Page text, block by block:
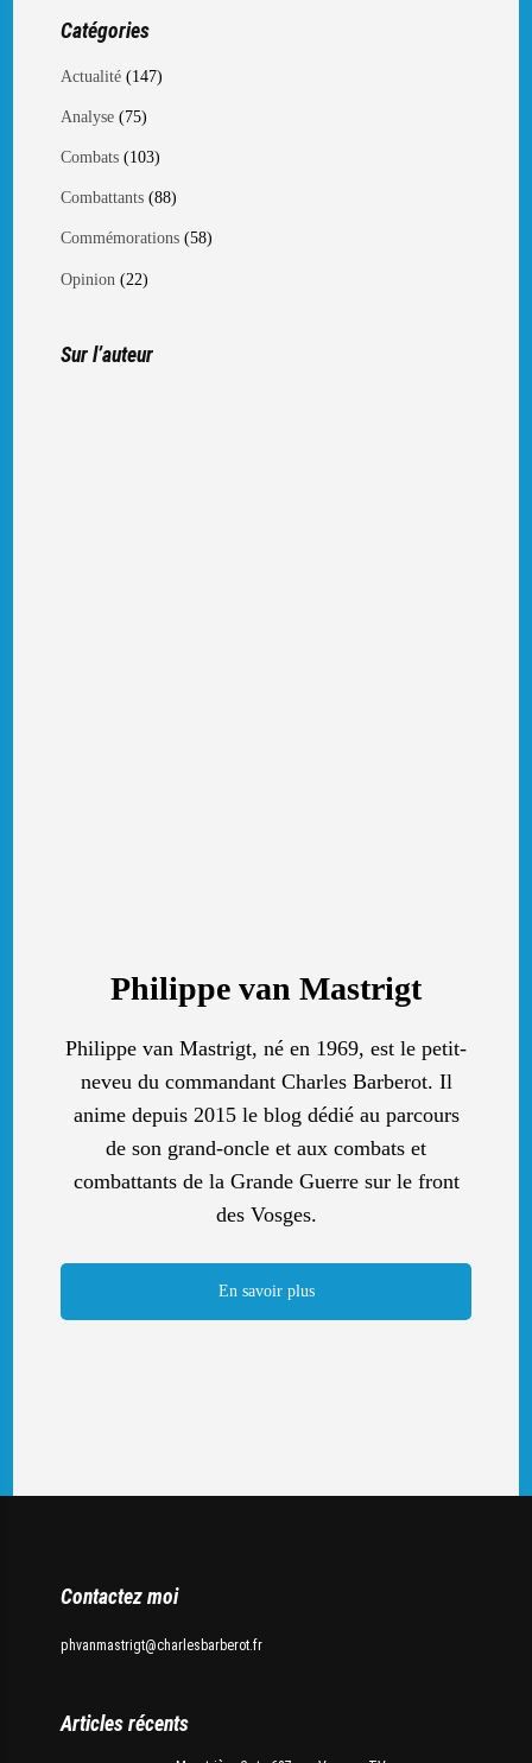
Catégories
Actualité(147)
Analyse(75)
Combats(103)
Combattants(88)
Commémorations(58)
Opinion (22)
Sur l’auteur
Philippe van Mastrigt
Philippe van Mastrigt, né en 1969, est le petit-
neveu du commandant Charles Barberot. Il
anime depuis 2015 le blog dédié au parcours
de son grand-oncle et aux combats et
combattants de la Grande Guerre sur le front
des Vosges.
En savoir plus
Contactez moi
phvanmastrigt@charlesbarberot.fr
Articles récents